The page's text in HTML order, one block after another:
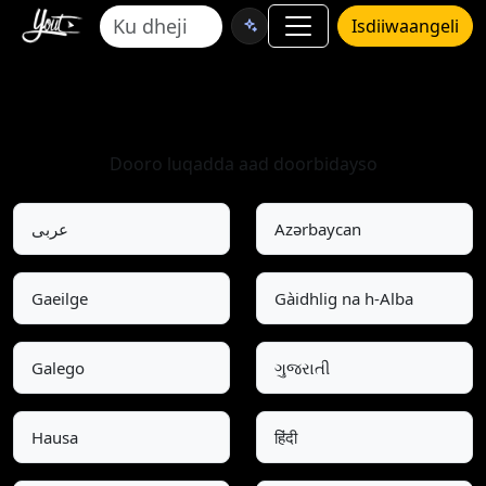
Isdiiwaangeli
Dooro luqadda aad doorbidayso
عربى Azərbaycan
Gaeilge Gàidhlig na h-Alba
Galego ગુજરાતી
Hausa हिंदी